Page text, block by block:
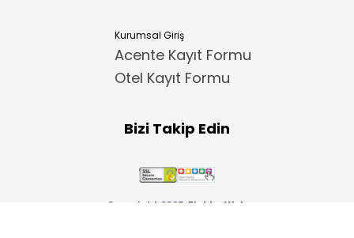
Kurumsal Giriş
Acente Kayıt Formu
Otel Kayıt Formu
Bizi Takip Edin
Copyright 2025 ElektraWeb